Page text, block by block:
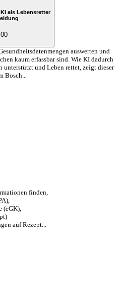
als Lebensretter
auswerten und
kaum erfassbar sind. Wie KI dadurch
unterstützt und Leben rettet, zeigt dieser
Bosch...
finden,
(eGK),
auf Rezept...